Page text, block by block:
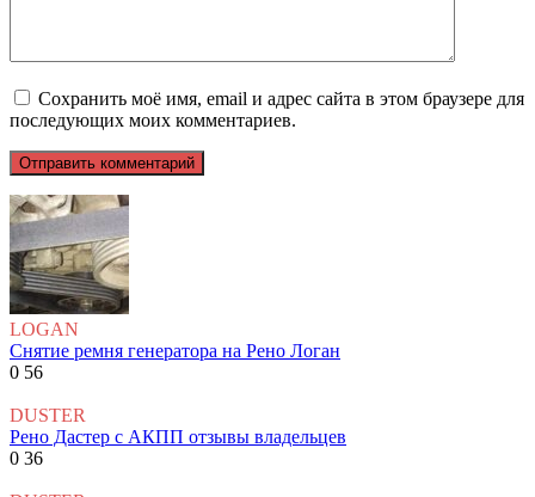
Сохранить моё имя, email и адрес сайта в этом браузере для
последующих моих комментариев.
LOGAN
Снятие ремня генератора на Рено Логан
0 56
DUSTER
Рено Дастер с АКПП отзывы владельцев
0 36